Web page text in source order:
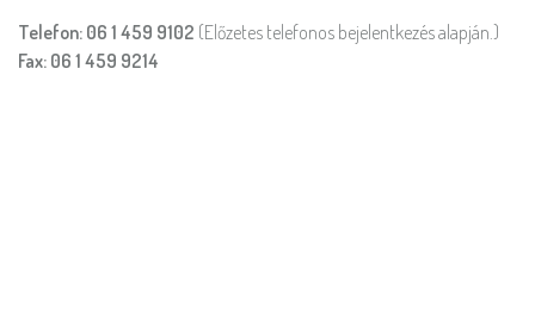
Telefon: 06 1 459 9102 (Előzetes telefonos bejelentkezés alapján.)
Fax: 06 1 459 9214